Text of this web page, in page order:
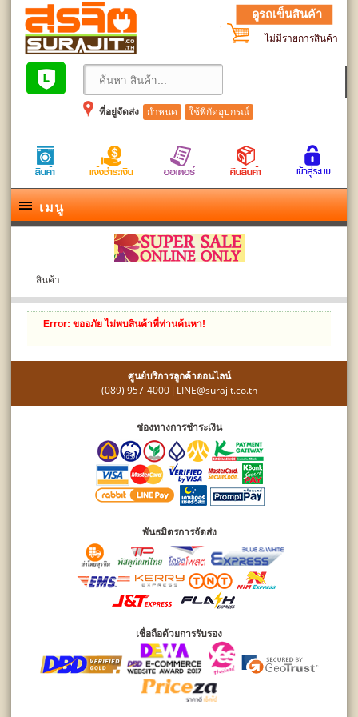
ดูรถเข็นสินค้า
ไม่มีรายการสินค้า
ที่อยู่จัดส่ง กำหนด ใช้พิกัดอุปกรณ์
เมนู
สินค้า
Error: ขออภัย ไม่พบสินค้าที่ท่านค้นหา!
ศูนย์บริการลูกค้าออนไลน์
(089) 957-4000| LINE@surajit.co.th
ช่องทางการชำระเงิน
พันธมิตรการจัดส่ง
เชื่อถือด้วยการรับรอง